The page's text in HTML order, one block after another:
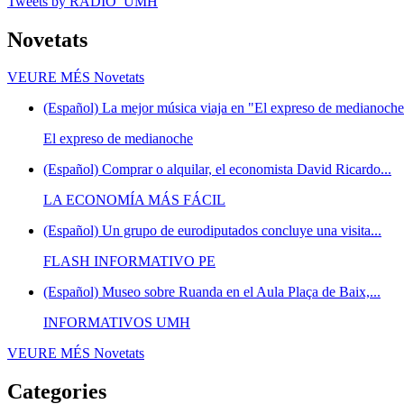
Novetats
VEURE MÉS Novetats
(Español) La mejor música viaja en "El expreso de
El expreso de medianoche
(Español) Comprar o alquilar, el economista David Ricardo...
LA ECONOMÍA MÁS FÁCIL
(Español) Un grupo de eurodiputados concluye una visita...
FLASH INFORMATIVO PE
(Español) Museo sobre Ruanda en el Aula Plaça de Baix,...
INFORMATIVOS UMH
VEURE MÉS Novetats
Categories